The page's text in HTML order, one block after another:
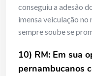
conseguiu a adesão
imensa veiculação no
sempre soube se
10) RM: Em sua
pernambucanos